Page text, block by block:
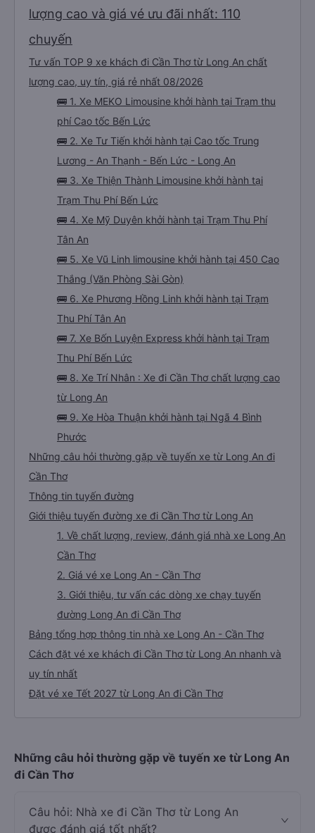
lượng cao và giá vé ưu đãi nhất: 110
chuyến
Tư vấn TOP 9 xe khách đi Cần Thơ từ Long An chất
lượng cao, uy tín, giá rẻ nhất 08/2026
🚌 1. Xe MEKO Limousine khởi hành tại Trạm thu
phí Cao tốc Bến Lức
🚌 2. Xe Tư Tiến khởi hành tại Cao tốc Trung
Lương - An Thạnh - Bến Lức - Long An
🚌 3. Xe Thiện Thành Limousine khởi hành tại
Trạm Thu Phí Bến Lức
🚌 4. Xe Mỹ Duyên khởi hành tại Trạm Thu Phí
Tân An
🚌 5. Xe Vũ Linh limousine khởi hành tại 450 Cao
Thắng (Văn Phòng Sài Gòn)
🚌 6. Xe Phương Hồng Linh khởi hành tại Trạm
Thu Phí Tân An
🚌 7. Xe Bốn Luyện Express khởi hành tại Trạm
Thu Phí Bến Lức
🚌 8. Xe Trí Nhân : Xe đi Cần Thơ chất lượng cao
từ Long An
🚌 9. Xe Hòa Thuận khởi hành tại Ngã 4 Bình
Phước
Những câu hỏi thường gặp về tuyến xe từ Long An đi
Cần Thơ
Thông tin tuyến đường
Giới thiệu tuyến đường xe đi Cần Thơ từ Long An
1. Về chất lượng, review, đánh giá nhà xe Long An
Cần Thơ
2. Giá vé xe Long An - Cần Thơ
3. Giới thiệu, tư vấn các dòng xe chạy tuyến
đường Long An đi Cần Thơ
Bảng tổng hợp thông tin nhà xe Long An - Cần Thơ
Cách đặt vé xe khách đi Cần Thơ từ Long An nhanh và
uy tín nhất
Đặt vé xe Tết 2027 từ Long An đi Cần Thơ
Những câu hỏi thường gặp về tuyến xe từ Long An
đi Cần Thơ
Câu hỏi: Nhà xe đi Cần Thơ từ Long An
được đánh giá tốt nhất?